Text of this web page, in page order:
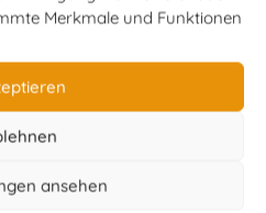
Merkmale und Funktionen
ansehen
aufzuwachen
zu können.
energiegeladener –